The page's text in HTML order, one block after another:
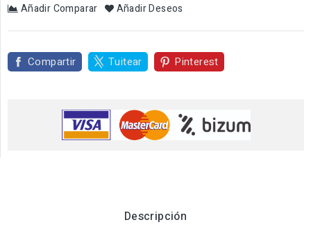
Añadir Comparar Añadir Deseos
Compartir Tuitear Pinterest
Descripción